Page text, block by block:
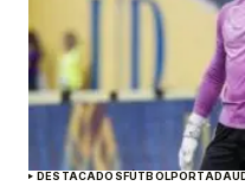
DESTACADOSFÚTBOLPORTADA